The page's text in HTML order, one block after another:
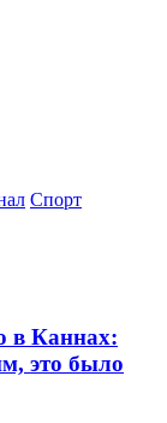
Спорт
в Каннах:
это было